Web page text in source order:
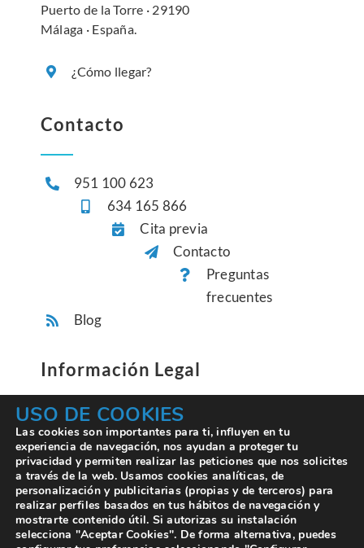
Puerto de la Torre · 29190
Málaga · España.
¿Cómo llegar?
Contacto
951 100 623
634 165 866
Cita previa
Contacto
Preguntas
frecuentes
Blog
Información Legal
Aviso Legal
Términos y Condiciones
Política de Privacidad
Política de Cookies
USO DE COOKIES
Las cookies son importantes para ti, influyen en tu
experiencia de navegación, nos ayudan a proteger tu
privacidad y permiten realizar las peticiones que nos solicites
a través de la web. Usamos cookies analíticas, de
personalización y publicitarias (propias y de terceros) para
realizar perfiles basados en tus hábitos de navegación y
mostrarte contenido útil. Si autorizas su instalación
selecciona "Aceptar Cookies". De forma alternativa, puedes